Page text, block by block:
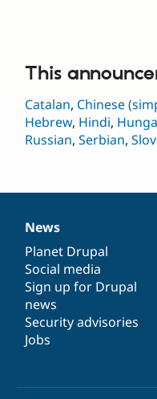
This
Catalan, Chinese
Hebrew, Hindi,
Russian, Serbian,
News
items
News
Planet Drupal
Social media
Sign up for Drupal
news
Security advisories
Jobs
Our
community
Documentation
Drupal
code
base
Governance
of
community